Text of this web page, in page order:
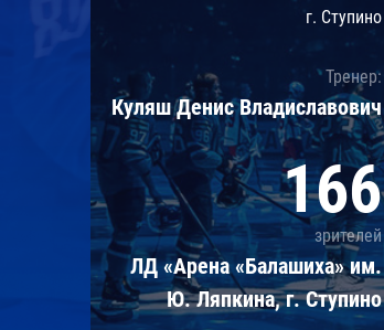
г. Ступино
Тренер:
Куляш Денис Владиславович
166
зрителей
ЛД «Арена «Балашиха» им.
Ю. Ляпкина, г. Ступино